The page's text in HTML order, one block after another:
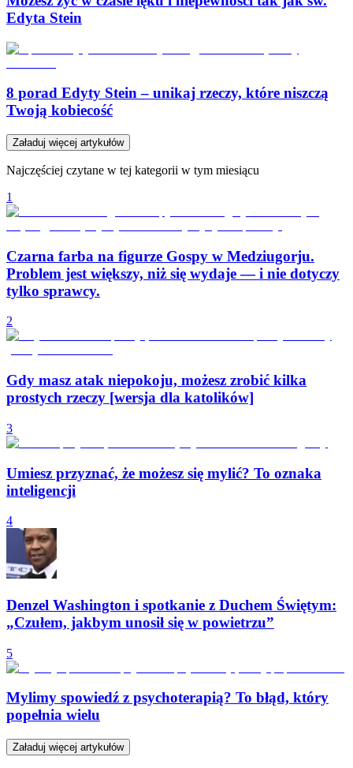
Edyta Stein
8 porad Edyty Stein – unikaj rzeczy, które niszczą
Twoją kobiecość
Załaduj więcej artykułów
Najczęściej czytane w tej kategorii w tym miesiącu
1
Czarna farba na figurze Gospy w Medziugorju.
Problem jest większy, niż się wydaje — i nie dotyczy
tylko sprawcy.
2
Gdy masz atak niepokoju, możesz zrobić kilka
prostych rzeczy [wersja dla katolików]
3
Umiesz przyznać, że możesz się mylić? To oznaka
inteligencji
4
Denzel Washington i spotkanie z Duchem Świętym:
„Czułem, jakbym unosił się w powietrzu”
5
Mylimy spowiedź z psychoterapią? To błąd, który
popełnia wielu
Załaduj więcej artykułów